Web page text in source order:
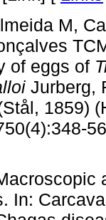
M,
of eggs of
Jurberg,
1859)
In: